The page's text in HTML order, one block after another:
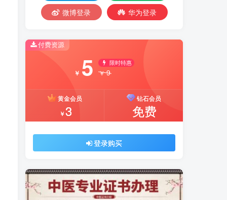
微博登录
华为登录
付费资源
￥ 5 限时特惠
￥9
黄金会员
￥3
钻石会员
免费
登录购买